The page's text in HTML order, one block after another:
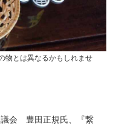
物とは異なるかもしれませ
豊田正規氏、『繋